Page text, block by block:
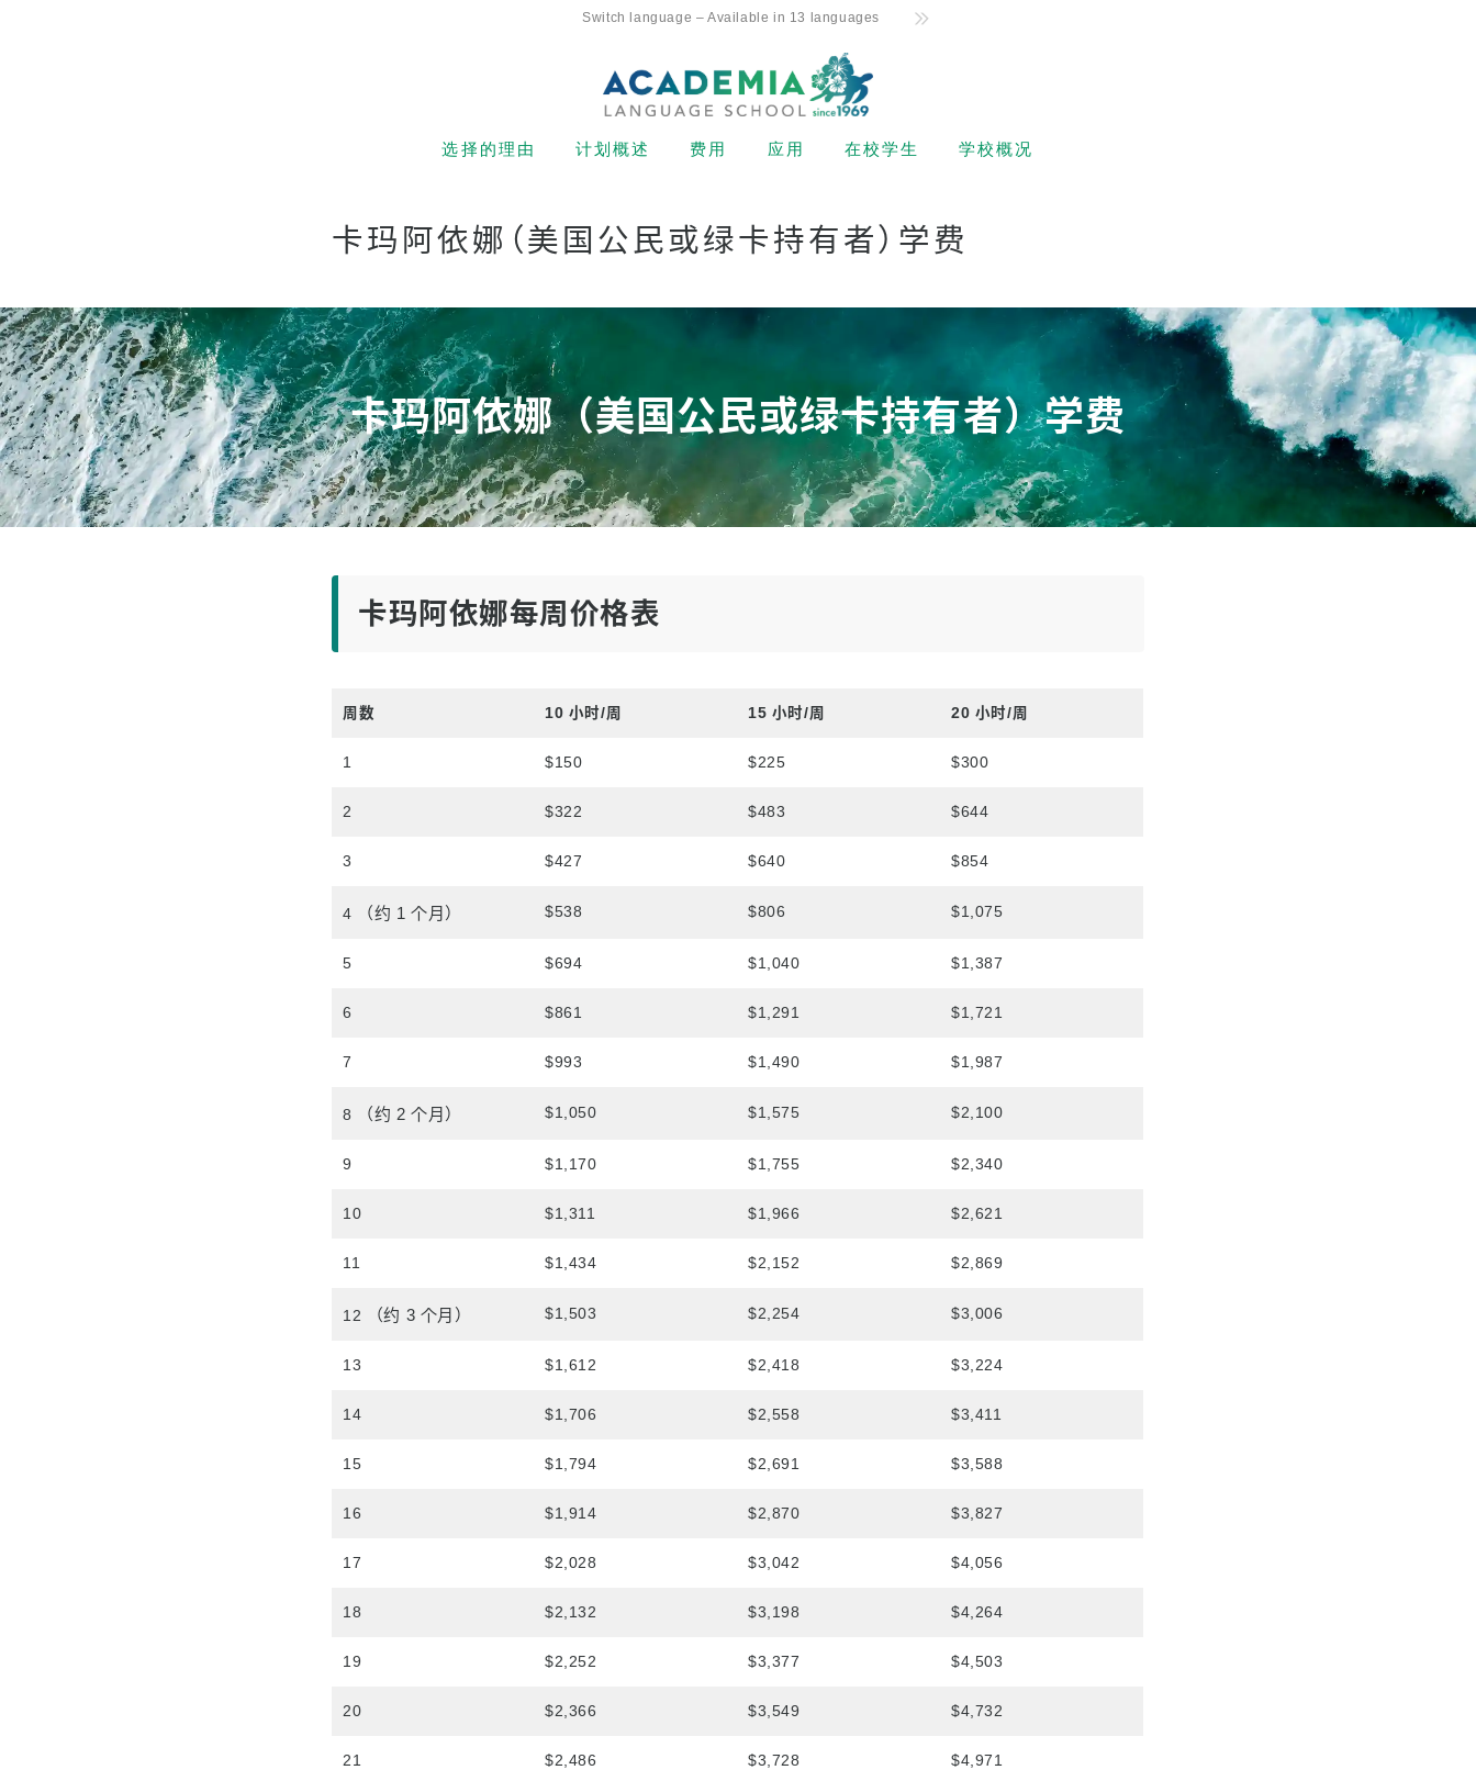
Switch language – Available in 13 languages
选择的理由
亲子留学友好支持
优越的地理位置和设施
经验丰富的教师
有趣 阿罗哈学生生活
升入大学
计划概述
中级水平
私人课程
费用
非学生签证持有者的学费
卡玛阿依娜（美国公民或绿
签证）持有者的学费
住宿费用
转校生和在校生下午班
应用
退款政策
在校学生
出勤和强制开除
学校概况
卡玛阿依娜（美国公民或绿卡持有者）学费
卡玛阿依娜（美国公民或绿卡持有者）学费
卡玛阿依娜每周价格表
周数 10 小时/周 15 小时/周 20 小时/周
1 $150 $225 $300
2 $322 $483 $644
3 $427 $640 $854
4 （约 1 个月） $538 $806 $1,075
5 $694 $1,040 $1,387
6 $861 $1,291 $1,721
7 $993 $1,490 $1,987
8 （约 2 个月） $1,050 $1,575 $2,100
9 $1,170 $1,755 $2,340
10 $1,311 $1,966 $2,621
11 $1,434 $2,152 $2,869
12 （约 3 个月） $1,503 $2,254 $3,006
13 $1,612 $2,418 $3,224
14 $1,706 $2,558 $3,411
15 $1,794 $2,691 $3,588
16 $1,914 $2,870 $3,827
17 $2,028 $3,042 $4,056
18 $2,132 $3,198 $4,264
19 $2,252 $3,377 $4,503
20 $2,366 $3,549 $4,732
21 $2,486 $3,728 $4,971